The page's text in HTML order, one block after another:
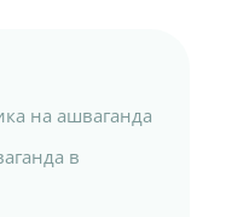
на ашваганда
в